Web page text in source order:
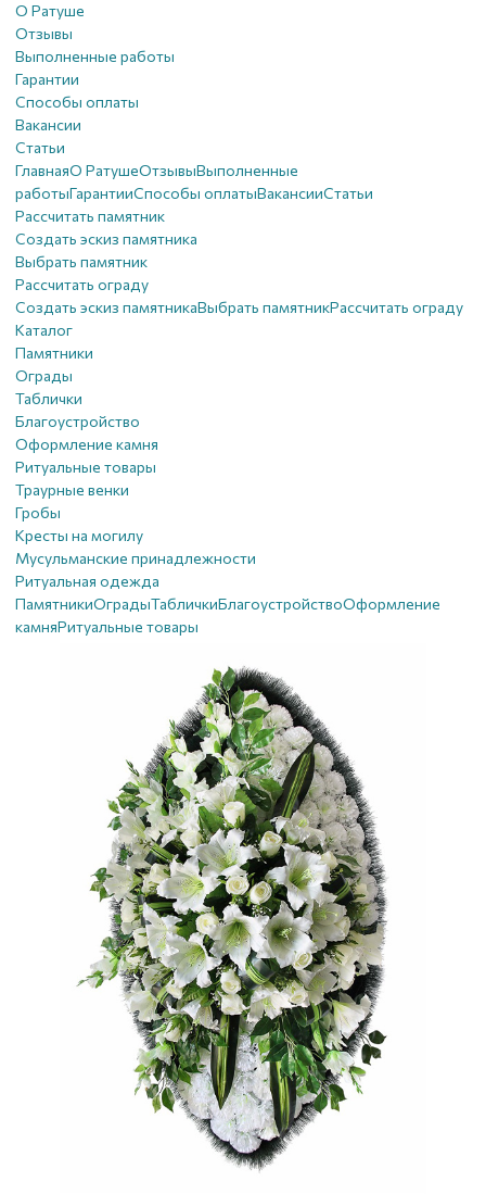
О Ратуше
Отзывы
Выполненные работы
Гарантии
Способы оплаты
Вакансии
Статьи
ГлавнаяО РатушеОтзывыВыполненные
работыГарантииСпособы оплатыВакансииСтатьи
Рассчитать памятник
Создать эскиз памятника
Выбрать памятник
Рассчитать ограду
Создать эскиз памятникаВыбрать памятникРассчитать ограду
Каталог
Памятники
Ограды
Таблички
Благоустройствo
Оформление камня
Ритуальные товары
Траурные венки
Гробы
Кресты на могилу
Мусульманские принадлежности
Ритуальная одежда
ПамятникиОградыТабличкиБлагоустройствoОформление
камняРитуальные товары